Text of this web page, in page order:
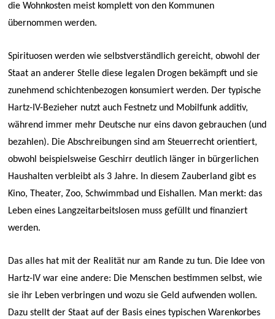
die Wohnkosten meist komplett von den Kommunen
übernommen werden.
Spirituosen werden wie selbstverständlich gereicht, obwohl der
Staat an anderer Stelle diese legalen Drogen bekämpft und sie
zunehmend schichtenbezogen konsumiert werden. Der typische
Hartz-IV-Bezieher nutzt auch Festnetz und Mobilfunk additiv,
während immer mehr Deutsche nur eins davon gebrauchen (und
bezahlen). Die Abschreibungen sind am Steuerrecht orientiert,
obwohl beispielsweise Geschirr deutlich länger in bürgerlichen
Haushalten verbleibt als 3 Jahre. In diesem Zauberland gibt es
Kino, Theater, Zoo, Schwimmbad und Eishallen. Man merkt: das
Leben eines Langzeitarbeitslosen muss gefüllt und finanziert
werden.
Das alles hat mit der Realität nur am Rande zu tun. Die Idee von
Hartz-IV war eine andere: Die Menschen bestimmen selbst, wie
sie ihr Leben verbringen und wozu sie Geld aufwenden wollen.
Dazu stellt der Staat auf der Basis eines typischen Warenkorbes